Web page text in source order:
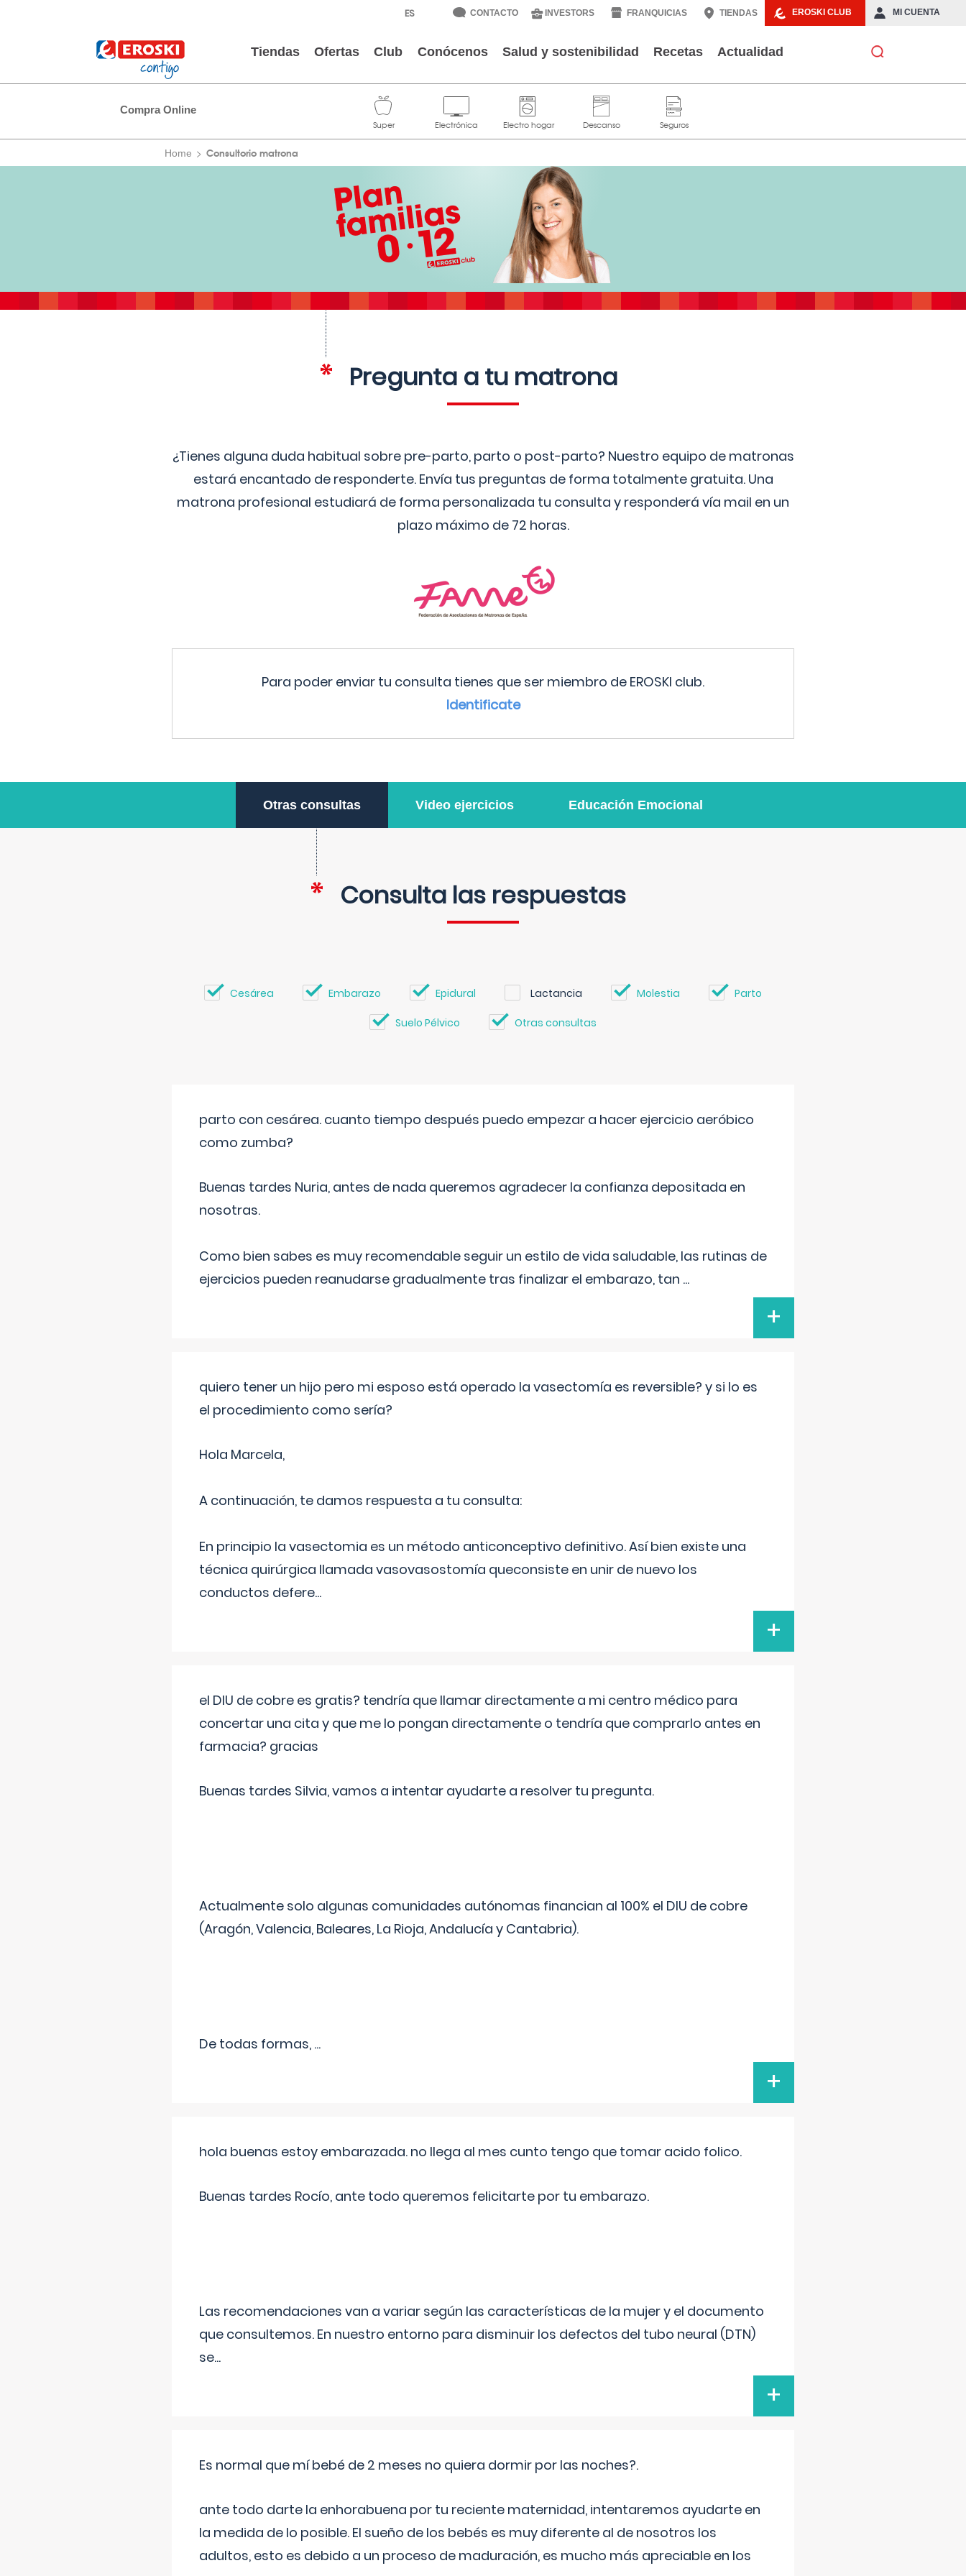
EROSKI CLUB MI CUENTA
CONTACTO INVESTORS FRANQUICIAS TIENDAS
Tiendas Ofertas Club Conócenos Salud y sostenibilidad Recetas Actualidad
Compra Online
Home Consultorio matrona
Pregunta a tu matrona
¿Tienes alguna duda habitual sobre pre-parto, parto o post-parto? Nuestro equipo de matronas
estará encantado de responderte. Envía tus preguntas de forma totalmente gratuita. Una
matrona profesional estudiará de forma personalizada tu consulta y responderá vía mail en un
plazo máximo de 72 horas.
Para poder enviar tu consulta tienes que ser miembro de EROSKI club.
Identificate
Otras consultas Video ejercicios Educación Emocional
Consulta las respuestas
Cesárea Embarazo Epidural Lactancia Molestia Parto
Suelo Pélvico Otras consultas
parto con cesárea. cuanto tiempo después puedo empezar a hacer ejercicio aeróbico
como zumba?
Buenas tardes Nuria, antes de nada queremos agradecer la confianza depositada en
nosotras.
Como bien sabes es muy recomendable seguir un estilo de vida saludable, las rutinas de
ejercicios pueden reanudarse gradualmente tras finalizar el embarazo, tan ...
+
quiero tener un hijo pero mi esposo está operado la vasectomía es reversible? y si lo es
el procedimiento como sería?
Hola Marcela,
A continuación, te damos respuesta a tu consulta:
En principio la vasectomia es un método anticonceptivo definitivo. Así bien existe una
técnica quirúrgica llamada vasovasostomía queconsiste en unir de nuevo los
conductos defere...
+
el DIU de cobre es gratis? tendría que llamar directamente a mi centro médico para
concertar una cita y que me lo pongan directamente o tendría que comprarlo antes en
farmacia? gracias
Buenas tardes Silvia, vamos a intentar ayudarte a resolver tu pregunta.
Actualmente solo algunas comunidades autónomas financian al 100% el DIU de cobre
(Aragón, Valencia, Baleares, La Rioja, Andalucía y Cantabria).
De todas formas, ...
+
hola buenas estoy embarazada. no llega al mes cunto tengo que tomar acido folico.
Buenas tardes Rocío, ante todo queremos felicitarte por tu embarazo.
Las recomendaciones van a variar según las características de la mujer y el documento
que consultemos. En nuestro entorno para disminuir los defectos del tubo neural (DTN)
se...
+
Es normal que mí bebé de 2 meses no quiera dormir por las noches?.
ante todo darte la enhorabuena por tu reciente maternidad, intentaremos ayudarte en
la medida de lo posible. El sueño de los bebés es muy diferente al de nosotros los
adultos, esto es debido a un proceso de maduración, es mucho más apreciable en los